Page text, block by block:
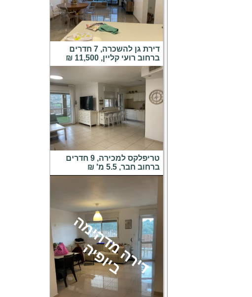
דירת גן להשכרה, 7 חדרים
ברחוב רועי קליין, 11,500 ₪
טריפלקס למכירה, 9 חדרים
ברחוב חבר, 5.5 מ' ₪
ד
י
ר
ה
מ
ד
ה
י
מ
ה
ב
י
ו
פ
י
ה